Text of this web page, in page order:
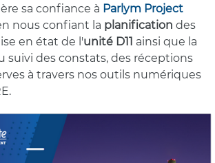
sa confiance à Parlym Project
nous confiant la planification des
en état de l'unité D11 ainsi que la
suivi des constats, des réceptions
à travers nos outils numériques